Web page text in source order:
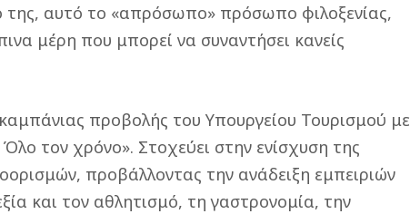
της, αυτό το «απρόσωπο» πρόσωπο φιλοξενίας,
μέρη που μπορεί να συναντήσει κανείς
προβολής του Υπουργείου Τουρισμού με
τον χρόνο». Στοχεύει στην ενίσχυση της
προβάλλοντας την ανάδειξη εμπειριών
και τον αθλητισμό, τη γαστρονομία, την